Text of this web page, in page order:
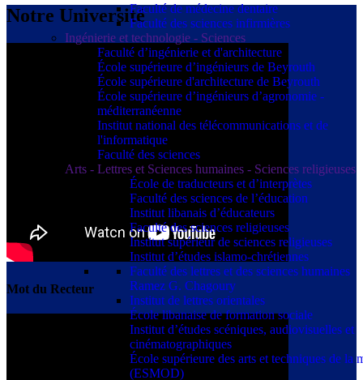
Faculté de médecine dentaire
Faculté des sciences infirmières
Ingénierie et technologie - Sciences
Faculté d’ingénierie et d'architecture
École supérieure d’ingénieurs de Beyrouth
École supérieure d'architecture de Beyrouth
École supérieure d’ingénieurs d’agronomie -
méditerranéenne
Institut national des télécommunications et de
l'informatique
Faculté des sciences
Arts - Lettres et Sciences humaines - Sciences religieuses
École de traducteurs et d’interprètes
Faculté des sciences de l’éducation
Institut libanais d’éducateurs
Faculté des sciences religieuses
Institut supérieur de sciences religieuses
Institut d’études islamo-chrétiennes
Faculté des lettres et des sciences humaines
Ramez G. Chagoury
Institut de lettres orientales
École libanaise de formation sociale
Institut d’études scéniques, audiovisuelles et
cinématographiques
École supérieure des arts et techniques de la
(ESMOD)
Notre Université
Mot du Recteur